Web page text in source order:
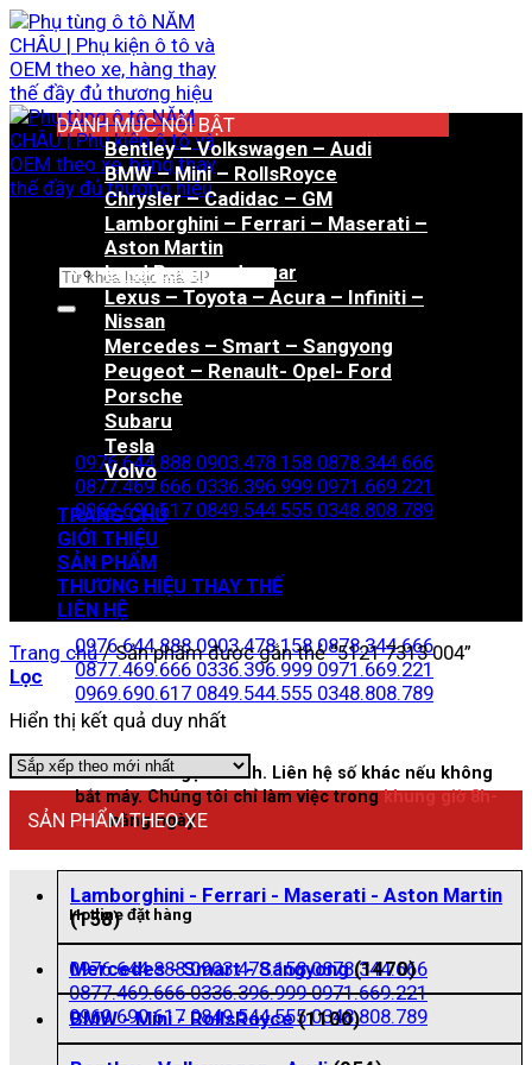
Bỏ
qua
nội
dung
Tìm
Hotline đặt hàng
0976.644.888 0903.478.158 0878.344.666
0877.469.666 0336.396.999 0971.669.221
0969.690.617 0849.544.555 0348.808.789
Zalo đặt hàng
0976.644.888 0903.478.158 0878.344.666
0877.469.666 0336.396.999 0971.669.221
0969.690.617 0849.544.555 0348.808.789
Nhấn vào để gọi nhanh. Liên hệ số khác nếu không
bắt máy. Chúng tôi chỉ làm việc trongkhung giờ 8h-
21hhằng ngày
Hotline đặt hàng
0976.644.888 0903.478.158 0878.344.666
0877.469.666 0336.396.999 0971.669.221
0969.690.617 0849.544.555 0348.808.789
DANH MỤC NỔI BẬT
Bentley – Volkswagen – Audi
BMW – Mini – RollsRoyce
Chrysler – Cadidac – GM
Lamborghini – Ferrari – Maserati –
Aston Martin
Land Rover – Jaguar
Lexus – Toyota – Acura – Infiniti –
Nissan
Mercedes – Smart – Sangyong
Peugeot – Renault- Opel- Ford
Porsche
Subaru
Tesla
Volvo
TRANG CHỦ
GIỚI THIỆU
SẢN PHẨM
THƯƠNG HIỆU THAY THẾ
LIÊN HỆ
Trang chủ /Sản phẩm được gắn thẻ “5121 7313 004”
Lọc
Hiển thị kết quả duy nhất
SẢN PHẨM THEO XE
Lamborghini - Ferrari - Maserati - Aston Martin
(158)
Mercedes - Smart - Sangyong (1470)
BMW - Mini - RollsRoyce (1100)